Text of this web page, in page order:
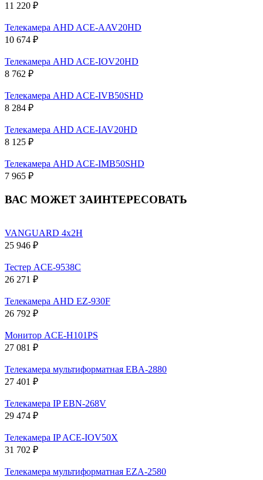
11 220 ₽
Телекамера AHD ACE-AAV20HD
10 674 ₽
Телекамера AHD ACE-IOV20HD
8 762 ₽
Телекамера AHD ACE-IVB50SHD
8 284 ₽
Телекамера AHD ACE-IAV20HD
8 125 ₽
Телекамера AHD ACE-IMB50SHD
7 965 ₽
ВАС МОЖЕТ ЗАИНТЕРЕСОВАТЬ
VANGUARD 4x2H
25 946 ₽
Тестер ACE-9538C
26 271 ₽
Телекамера AHD EZ-930F
26 792 ₽
Монитор ACE-H101PS
27 081 ₽
Телекамера мультиформатная EBA-2880
27 401 ₽
Телекамера IP EBN-268V
29 474 ₽
Телекамера IP ACE-IOV50X
31 702 ₽
Телекамера мультиформатная EZA-2580